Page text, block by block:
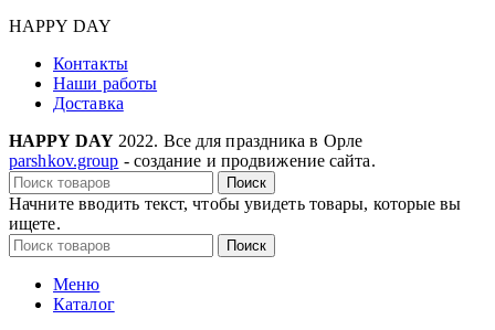
HAPPY DAY
Контакты
Наши работы
Доставка
HAPPY DAY 2022. Все для праздника в Орле
parshkov.group - создание и продвижение сайта.
Поиск
Начните вводить текст, чтобы увидеть товары, которые вы
ищете.
Поиск
Меню
Каталог